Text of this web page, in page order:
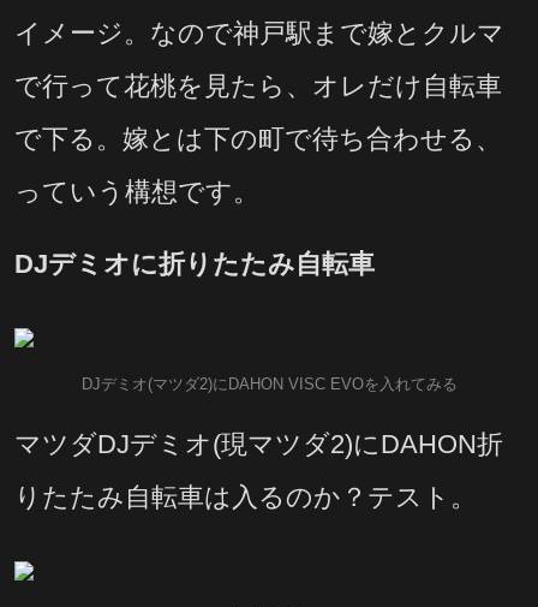
イメージ。なので神戸駅まで嫁とクルマ
で行って花桃を見たら、オレだけ自転車
で下る。嫁とは下の町で待ち合わせる、
っていう構想です。
DJデミオに折りたたみ自転車
DJデミオ(マツダ2)にDAHON VISC EVOを入れてみる
マツダDJデミオ(現マツダ2)にDAHON折
りたたみ自転車は入るのか？テスト。